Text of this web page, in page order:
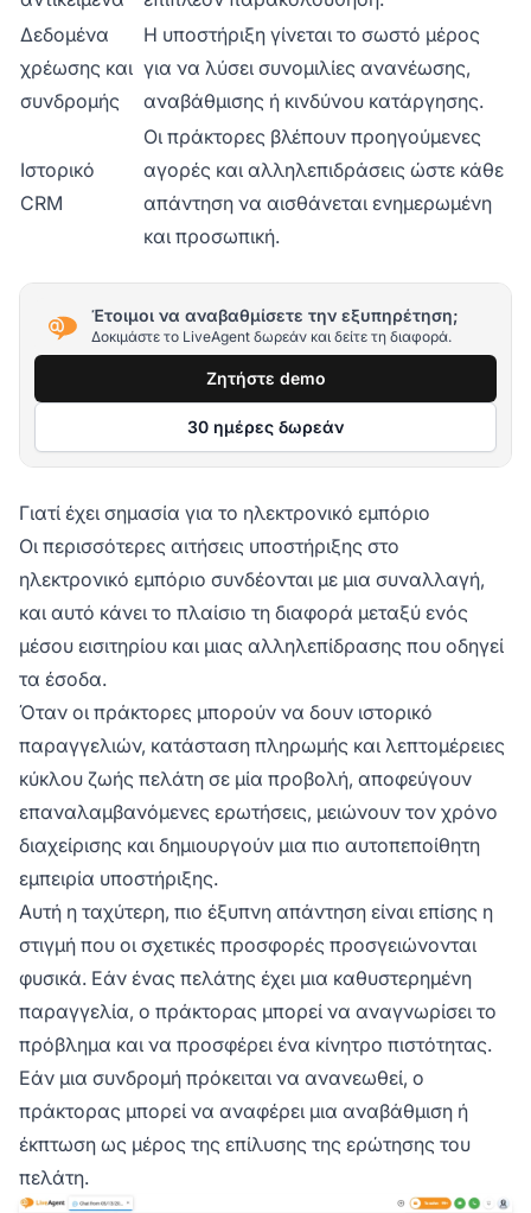
Δεδομένα
χρέωσης και
συνδρομής
Η υποστήριξη γίνεται το σωστό μέρος
για να λύσει συνομιλίες ανανέωσης,
αναβάθμισης ή κινδύνου κατάργησης.
Ιστορικό
CRM
Οι πράκτορες βλέπουν προηγούμενες
αγορές και αλληλεπιδράσεις ώστε κάθε
απάντηση να αισθάνεται ενημερωμένη
και προσωπική.
Έτοιμοι να αναβαθμίσετε την εξυπηρέτηση;
Δοκιμάστε το LiveAgent δωρεάν και δείτε τη διαφορά.
Ζητήστε demo
30 ημέρες δωρεάν
Γιατί έχει σημασία για το ηλεκτρονικό εμπόριο
Οι περισσότερες αιτήσεις υποστήριξης στο
ηλεκτρονικό εμπόριο συνδέονται με μια συναλλαγή,
και αυτό κάνει το πλαίσιο τη διαφορά μεταξύ ενός
μέσου εισιτηρίου και μιας αλληλεπίδρασης που οδηγεί
τα έσοδα.
Όταν οι πράκτορες μπορούν να δουν ιστορικό
παραγγελιών, κατάσταση πληρωμής και λεπτομέρειες
κύκλου ζωής πελάτη σε μία προβολή, αποφεύγουν
επαναλαμβανόμενες ερωτήσεις, μειώνουν τον χρόνο
διαχείρισης και δημιουργούν μια πιο αυτοπεποίθητη
εμπειρία υποστήριξης.
Αυτή η ταχύτερη, πιο έξυπνη απάντηση είναι επίσης η
στιγμή που οι σχετικές προσφορές προσγειώνονται
φυσικά. Εάν ένας πελάτης έχει μια καθυστερημένη
παραγγελία, ο πράκτορας μπορεί να αναγνωρίσει το
πρόβλημα και να προσφέρει ένα κίνητρο πιστότητας.
Εάν μια συνδρομή πρόκειται να ανανεωθεί, ο
πράκτορας μπορεί να αναφέρει μια αναβάθμιση ή
έκπτωση ως μέρος της επίλυσης της ερώτησης του
πελάτη.